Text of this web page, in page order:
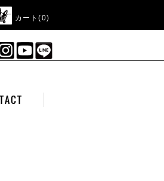
カート(0)